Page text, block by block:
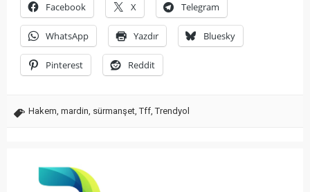
Facebook X Telegram
WhatsApp Yazdır Bluesky
Pinterest Reddit
Hakem, mardin, sürmanşet,Tff,Trendyol